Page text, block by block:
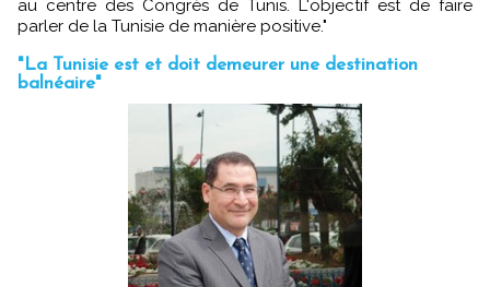
au centre des Congrès de Tunis. L'objectif est de faire
parler de la Tunisie de manière positive."
"La Tunisie est et doit demeurer une destination
balnéaire"